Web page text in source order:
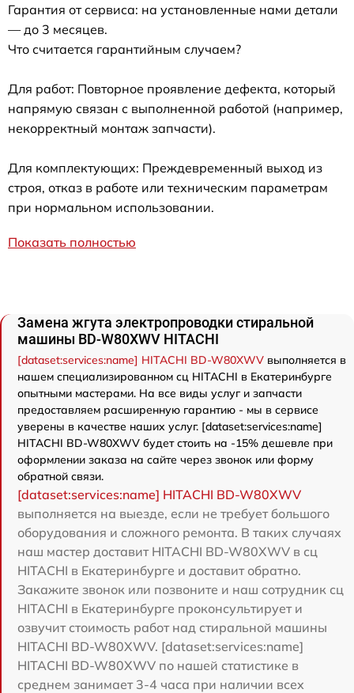
Гарантия от сервиса: на установленные нами детали
— до 3 месяцев.
Что считается гарантийным случаем?
Для работ: Повторное проявление дефекта, который
напрямую связан с выполненной работой (например,
некорректный монтаж запчасти).
Для комплектующих: Преждевременный выход из
строя, отказ в работе или техническим параметрам
при нормальном использовании.
Показать полностью
Замена жгута электропроводки стиральной
машины BD-W80XWV HITACHI
[dataset:services:name] HITACHI BD-W80XWV выполняется в
нашем специализированном сц HITACHI в Екатеринбурге
опытными мастерами. На все виды услуг и запчасти
предоставляем расширенную гарантию - мы в сервисе
уверены в качестве наших услуг. [dataset:services:name]
HITACHI BD-W80XWV будет стоить на -15% дешевле при
оформлении заказа на сайте через звонок или форму
обратной связи.
[dataset:services:name] HITACHI BD-W80XWV
выполняется на выезде, если не требует большого
оборудования и сложного ремонта. В таких случаях
наш мастер доставит HITACHI BD-W80XWV в сц
HITACHI в Екатеринбурге и доставит обратно.
Закажите звонок или позвоните и наш сотрудник сц
HITACHI в Екатеринбурге проконсультирует и
озвучит стоимость работ над стиральной машины
HITACHI BD-W80XWV. [dataset:services:name]
HITACHI BD-W80XWV по нашей статистике в
среднем занимает 3-4 часа при наличии всех